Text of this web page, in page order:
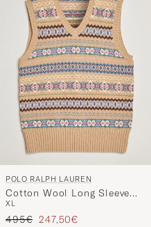
POLO RALPH LAUREN
Cotton Wool Long Sleeve
Sweater Tan Multi
XL
Regulärer Preis
495€ Reduzierter Preis
247,50€